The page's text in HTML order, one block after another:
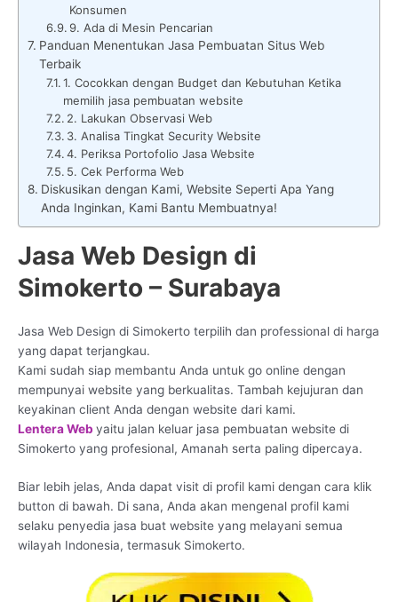
Konsumen
9. Ada di Mesin Pencarian
Panduan Menentukan Jasa Pembuatan Situs Web
Terbaik
1. Cocokkan dengan Budget dan Kebutuhan Ketika
memilih jasa pembuatan website
2. Lakukan Observasi Web
3. Analisa Tingkat Security Website
4. Periksa Portofolio Jasa Website
5. Cek Performa Web
Diskusikan dengan Kami, Website Seperti Apa Yang
Anda Inginkan, Kami Bantu Membuatnya!
Jasa Web Design di
Simokerto – Surabaya
Jasa Web Design di Simokerto terpilih dan professional di harga
yang dapat terjangkau.
Kami sudah siap membantu Anda untuk go online dengan
mempunyai website yang berkualitas. Tambah kejujuran dan
keyakinan client Anda dengan website dari kami.
Lentera Web yaitu jalan keluar jasa pembuatan website di
Simokerto yang profesional, Amanah serta paling dipercaya.
Biar lebih jelas, Anda dapat visit di profil kami dengan cara klik
button di bawah. Di sana, Anda akan mengenal profil kami
selaku penyedia jasa buat website yang melayani semua
wilayah Indonesia, termasuk Simokerto.